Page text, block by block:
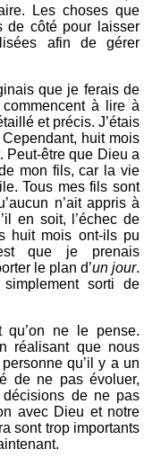
Les choses que
de côté pour laisser
afin de gérer
que je ferais de
à lire à
et précis. J’étais
huit mois
Peut-être que Dieu a
mon fils, car la vie
Tous mes fils sont
n’ait appris à
en soit, l’échec de
huit mois ont-ils pu
que je prenais
le plan d’un jour.
sorti de
qu’on ne le pense.
réalisant que nous
qu’il y a un
de ne pas évoluer,
de ne pas
avec Dieu et notre
sont trop importants